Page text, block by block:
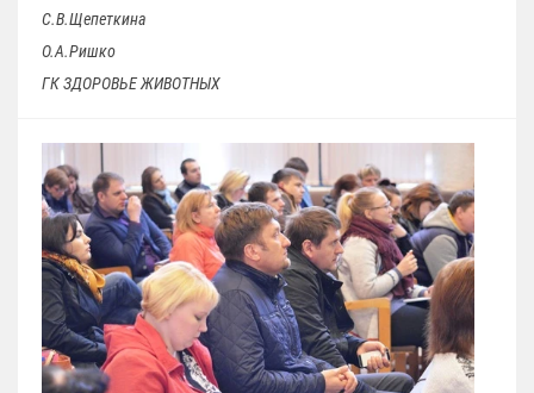
С.В.Щепеткина
О.А.Ришко
ГК ЗДОРОВЬЕ ЖИВОТНЫХ